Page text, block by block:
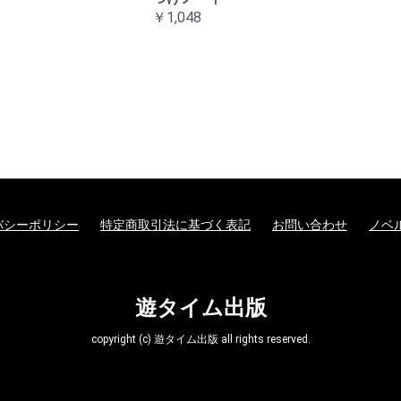
￥1,048
シーポリシー 特定商取引法に基づく表記 お問い合わせ ノベ
遊タイム出版
copyright (c) 遊タイム出版 all rights reserved.